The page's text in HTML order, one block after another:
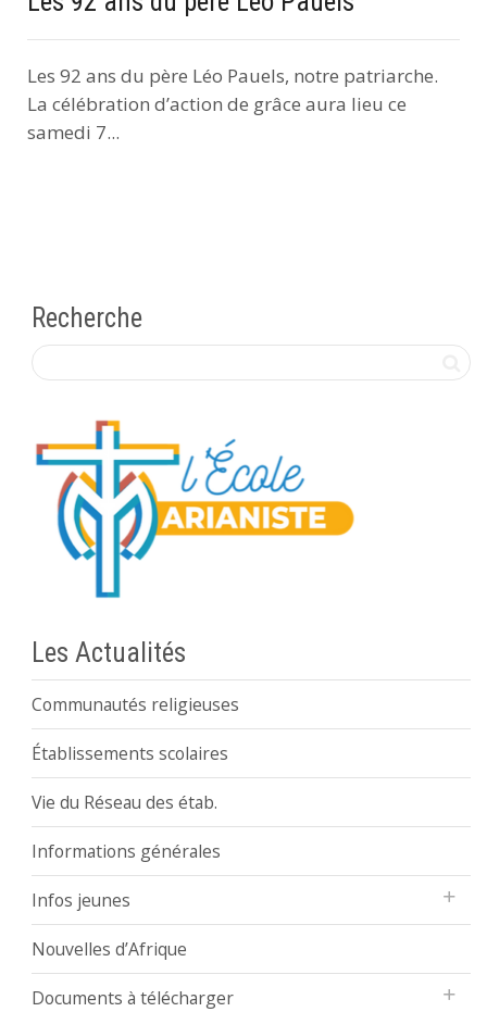
Les 92 ans du père Léo Pauels, notre patriarche.
La célébration d’action de grâce aura lieu ce
samedi 7...
Recherche
Les Actualités
Communautés religieuses
Établissements scolaires
Vie du Réseau des étab.
Informations générales
Infos jeunes
Nouvelles d’Afrique
Documents à télécharger